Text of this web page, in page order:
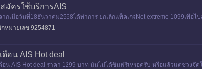
มัครใช้บริการAIS
ากเมื่อวันที่18ธันวาคม2568ได้ทำการ ยกเลิกแพ็คเกจNet extreme 1099เพื่อ
เพื่อไปส
หมายเลข 9254871
ดือน AIS Hot deal
อน AIS Hot deal ราคา 1299 บาท มันไม่ได้ซิมฟรีเหรอครับ หรือแล้วแต่ช่วงจั